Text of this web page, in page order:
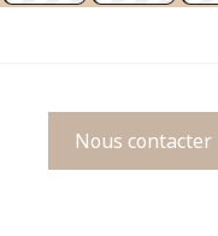
Nous contacter